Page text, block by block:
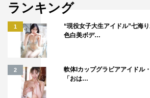
ランキング
1
“現役女子大生アイドル”七海
色白美ボデ…
2
軟体Iカップグラビアアイドル
「おは…